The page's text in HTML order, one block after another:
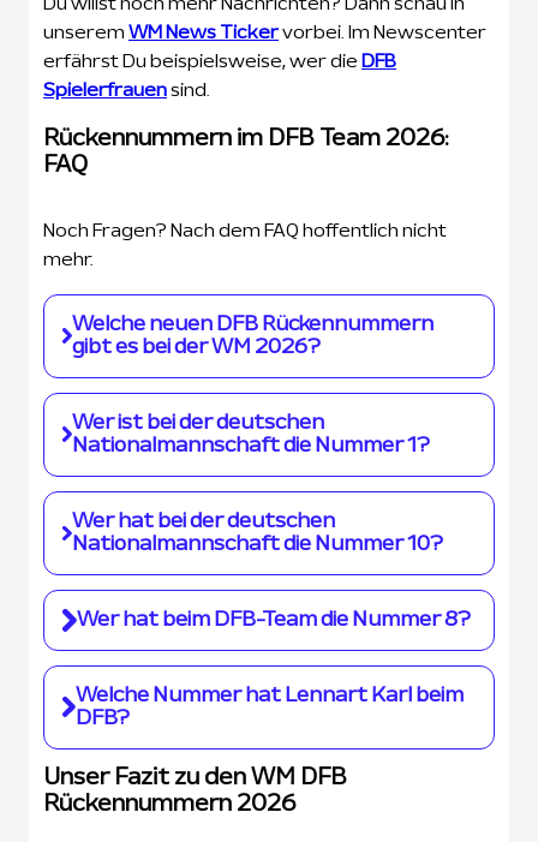
unserem WM News Tickervorbei. Im Newscenter
erfährst Du beispielsweise, wer die DFB
Spielerfrauensind.
Rückennummern im DFB Team 2026:
FAQ
Noch Fragen? Nach dem FAQ hoffentlich nicht
mehr.
Welche neuen DFB Rückennummern
gibt es bei der WM 2026?
Die größte Überraschung ist, dass Jamie
Leweling bei der Weltmeisterschaft mit der
Wer ist bei der deutschen
Nationalmannschaft die Nummer 1?
Die Rückennummer 1 gehört Manuel Neuer. Wir
gehen davon aus, dass der Bayern-Keeper auch
Wer hat bei der deutschen
Nationalmannschaft die Nummer 10?
Jamal Musiala hat Mesut Özil beerbt. Er wird
auch bei der WM im Sommer 2026 mit der 10
auflaufen.
Wer hat beim DFB-Team die Nummer 8?
Die Nachfolge von Toni Kroos übernahm in
diesem Sinne Leon Goretzka. Er läuft mit der
Welche Nummer hat Lennart Karl beim
DFB?
Der Shootingstar hat die Rückennummer 25
zugeordnet bekommen.
Unser Fazit zu den WM DFB
Rückennummern 2026